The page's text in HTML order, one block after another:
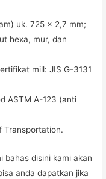
uk. 725 x 2,7 mm;
hexa, mur, dan
mill: JIS G-3131
ASTM A-123 (anti
Transportation.
bahas disini kami akan
anda dapatkan jika